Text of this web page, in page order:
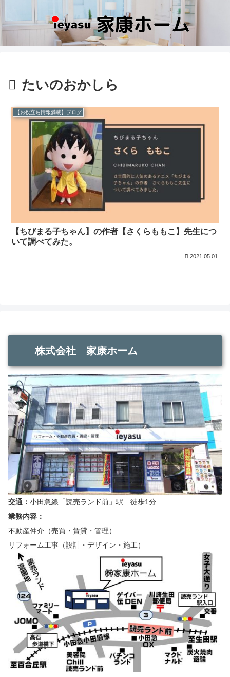
たいのおかしら
【お役立ち情報満載】ブログ
【ちびまる子ちゃん】の作者【さくらももこ】先生につ
いて調べてみた。
2021.05.01
株式会社 家康ホーム
交通： 小田急線「読売ランド前」駅 徒歩1分
業務内容：
不動産仲介（売買・賃貸・管理）
リフォーム工事（設計・デザイン・施工）